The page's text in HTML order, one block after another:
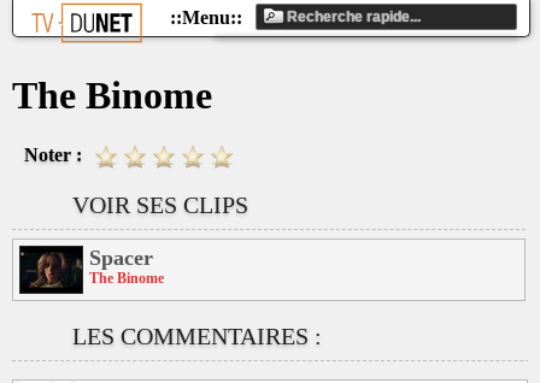
The Binome
Noter :
VOIR SES CLIPS
Spacer
The Binome
LES COMMENTAIRES :